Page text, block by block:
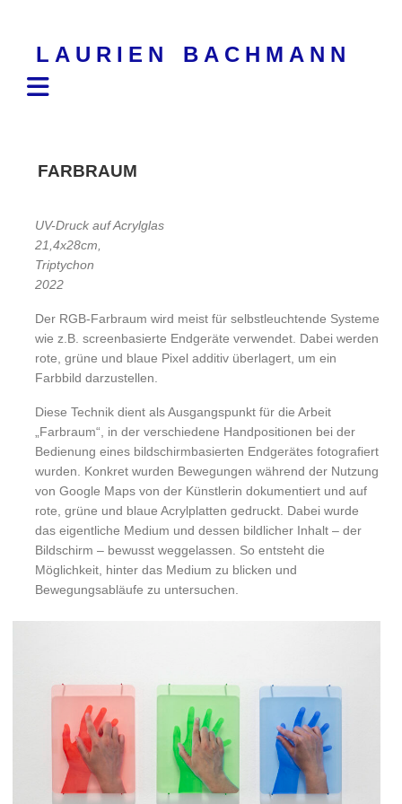
contentLAURIEN BACHMANN
FARBRAUM
UV-Druck auf Acrylglas
21,4x28cm,
Triptychon
2022
Der RGB-Farbraum wird meist für selbstleuchtende Systeme
wie z.B. screenbasierte Endgeräte verwendet. Dabei werden
rote, grüne und blaue Pixel additiv überlagert, um ein
Farbbild darzustellen.
Diese Technik dient als Ausgangspunkt für die Arbeit
„Farbraum“, in der verschiedene Handpositionen bei der
Bedienung eines bildschirmbasierten Endgerätes fotografiert
wurden. Konkret wurden Bewegungen während der Nutzung
von Google Maps von der Künstlerin dokumentiert und auf
rote, grüne und blaue Acrylplatten gedruckt. Dabei wurde
das eigentliche Medium und dessen bildlicher Inhalt – der
Bildschirm – bewusst weggelassen. So entsteht die
Möglichkeit, hinter das Medium zu blicken und
Bewegungsabläufe zu untersuchen.